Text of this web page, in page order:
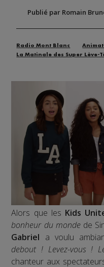
Publié par Romain
Radio Mont Blanc
La Matinale des Super Lève-
Alors que les Kids
bonheur du mondede
Gabriel a voulu
debout ! Levez-vous !
chanteur aux